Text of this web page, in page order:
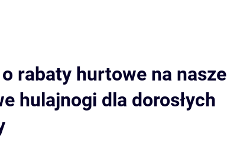
rabaty hurtowe na nasze
hulajnogi dla dorosłych